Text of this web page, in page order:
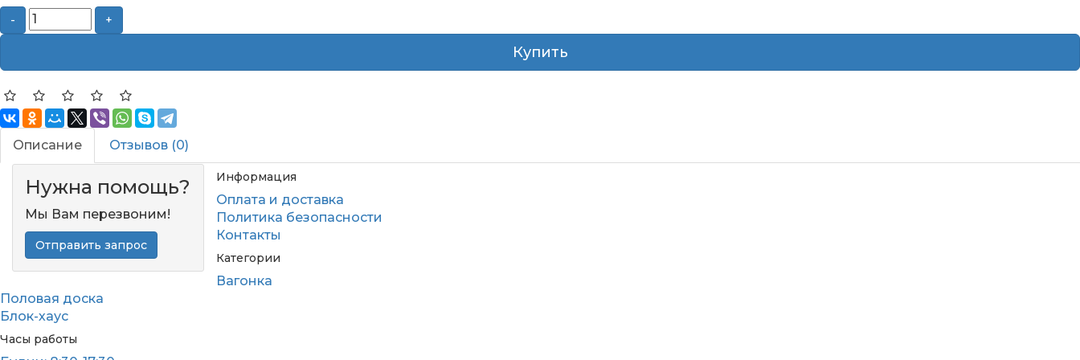
- +
Купить
Описание Отзывов (0)
Нужна помощь?
Мы Вам перезвоним!
Отправить запрос
Информация
Оплата и доставка
Политика безопасности
Контакты
Категории
Вагонка
Половая доска
Блок-хаус
Часы работы